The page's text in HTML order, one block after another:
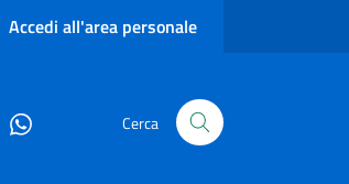
Accedi all'area personale
Cerca